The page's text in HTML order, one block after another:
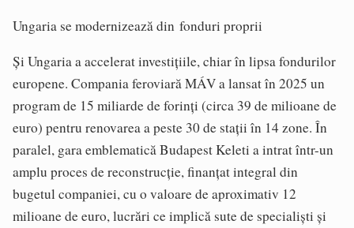
Ungaria se modernizează din fonduri proprii
Și Ungaria a accelerat investițiile, chiar în lipsa fondurilor
europene. Compania feroviară MÁV a lansat în 2025 un
program de 15 miliarde de forinți (circa 39 de milioane de
euro) pentru renovarea a peste 30 de stații în 14 zone. În
paralel, gara emblematică Budapest Keleti a intrat într-un
amplu proces de reconstrucție, finanțat integral din
bugetul companiei, cu o valoare de aproximativ 12
milioane de euro, lucrări ce implică sute de specialiști și